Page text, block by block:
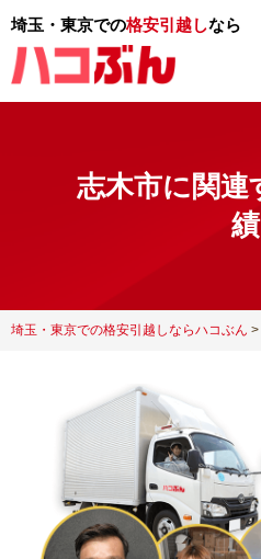
埼玉・東京での格安引越しなら
志木市に関連
績
埼玉・東京での格安引越しならハコぶん >